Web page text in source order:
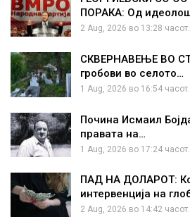
ПОРАКА: Од
2 Aug, 2026 во 13:28 часот.
СКВЕРНАВЕЊЕ ВО
гробови во селото…
1 Aug, 2026 во 16:54 часот.
Почина Исмаил
правата на…
1 Aug, 2026 во 17:24 часот.
ПАД НА ДОЛАРОТ:
интервенција на
2 Aug, 2026 во 14:42 часот.